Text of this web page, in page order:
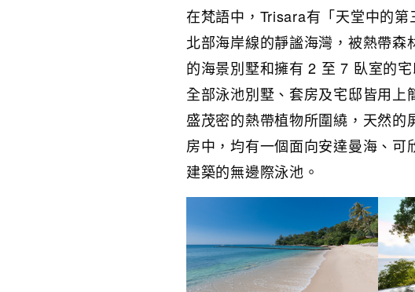
在梵語中，Trisara有「天堂中的
北部海岸線的靜謐海灣，被熱帶
的海景別墅和擁有 2 至 7 臥室的
全部泳池別墅、套房及宅邸皆用
盛茂密的熱帶植物所圍繞，天然
房中，均有一個面向安達曼海、
建築的無邊際泳池。